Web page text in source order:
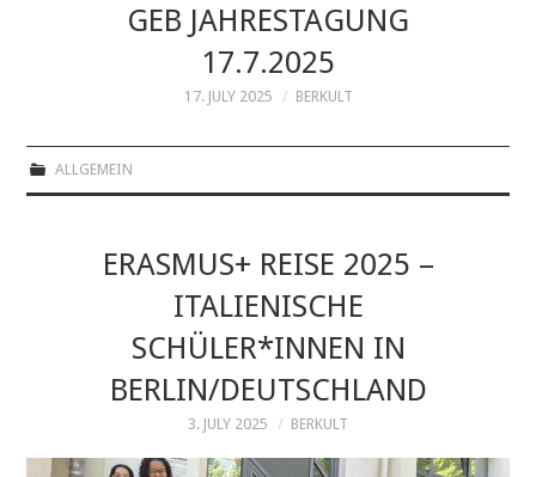
ZIELLÄNDER
IMPRESSUM
GEB JAHRESTAGUNG
17.7.2025
17. JULY 2025 BERKULT
ALLGEMEIN
ERASMUS+ REISE 2025 –
ITALIENISCHE
SCHÜLER*INNEN IN
BERLIN/DEUTSCHLAND
3. JULY 2025 BERKULT